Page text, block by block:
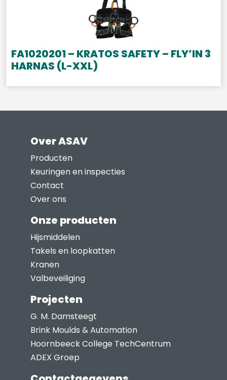
FA1020201 – KRATOS SAFETY – FLY’IN 3
HARNAS (L-XXL)
Over ASAV
Producten
Keuringen en inspecties
Contact
Over ons
Onze producten
Hijsmiddelen
Takels en loopkatten
Kranen
Valbeveiliging
Projecten
G. M. Damsteegt
Brink Moulds & Automation
Hoornbeeck College TechCentrum
ADEX Groep